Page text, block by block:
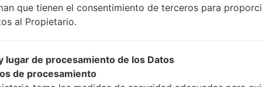
que tienen el consentimiento de terceros para
al Propietario.
lugar de procesamiento de los Datos
de procesamiento